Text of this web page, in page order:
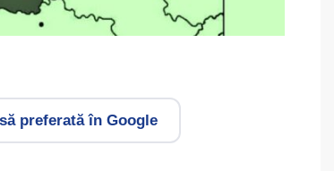
preferată în Google